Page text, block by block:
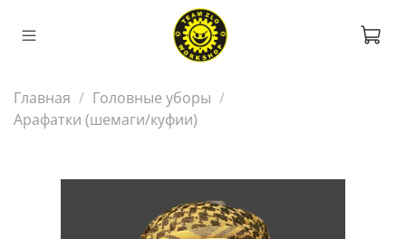
Главная
Головные уборы
Арафатки (шемаги/куфии)